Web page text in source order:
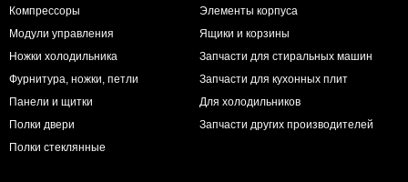
Компрессоры
Модули управления
Ножки холодильника
Фурнитура, ножки, петли
Панели и щитки
Полки двери
Полки стеклянные
Элементы корпуса
Ящики и корзины
Запчасти для стиральных машин
Запчасти для кухонных плит
Для холодильников
Запчасти других производителей